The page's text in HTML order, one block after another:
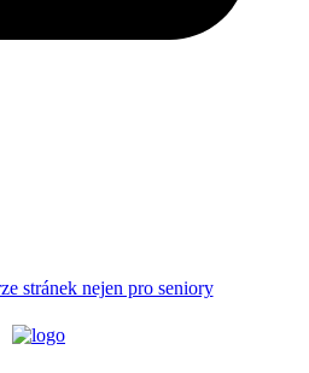
stránek nejen pro seniory